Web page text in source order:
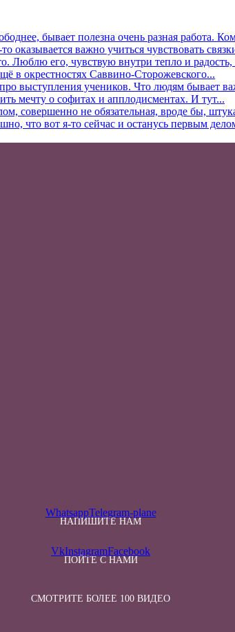
бывает полезна очень разная работа.
важно учиться чувствовать
Люблю его, чувствую внутри тепло и радость,
в окрестностях Саввино-Сторожевского...
выступления учеников. Что людям бывает
мечту о софитах и апплодисментах. И тут...
совершенно не обязательная, вроде бы,
что вот я-то сейчас и останусь первым
НАПИШИТЕ НАМ
WhatsappTelegram-plane
ПОЙТЕ С НАМИ
VkInstagramFacebook
СМОТРИТЕ БОЛЕЕ 100 ВИДЕО